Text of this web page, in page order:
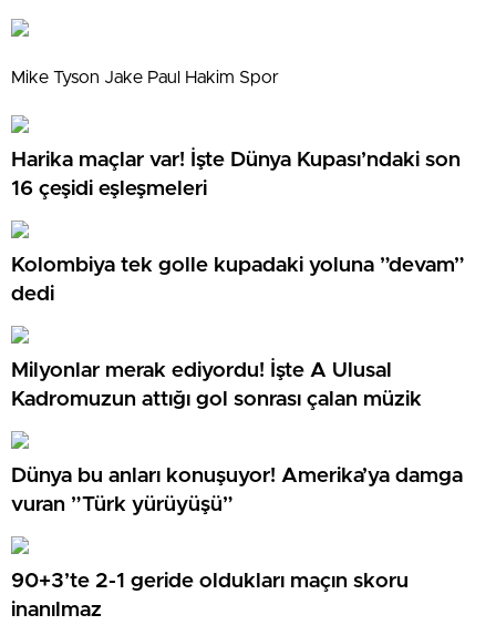
Mike Tyson Jake Paul Hakim Spor
Harika maçlar var! İşte Dünya Kupası’ndaki son
16 çeşidi eşleşmeleri
Kolombiya tek golle kupadaki yoluna ”devam”
dedi
Milyonlar merak ediyordu! İşte A Ulusal
Kadromuzun attığı gol sonrası çalan müzik
Dünya bu anları konuşuyor! Amerika’ya damga
vuran ”Türk yürüyüşü”
90+3’te 2-1 geride oldukları maçın skoru
inanılmaz